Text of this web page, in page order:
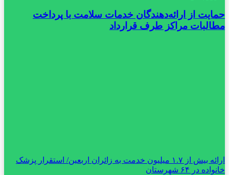
حمایت از ارائه‌دهندگان خدمات سلامت با پرداخت
مطالبات مراکز طرف قرارداد
ارائه بیش از ۱.۷ میلیون خدمت به زائران اربعین/ استقرار پزشک
خانواده در ۶۴ شهرستان